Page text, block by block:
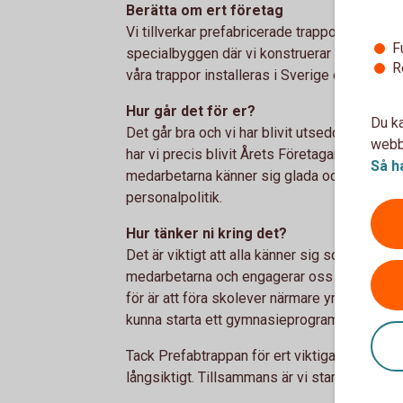
Berätta om ert företag
Vi tillverkar prefabricerade trappor och plan
specialbyggen där vi konstruerar utifrån
våra trappor installeras i Sverige och
Hur går det för er?
Det går bra och vi har blivit utsedda till
har vi precis blivit Årets Företagare i
medarbetarna känner sig glada och stolta.
personalpolitik.
Hur tänker ni kring det?
Det är viktigt att alla känner sig som en
medarbetarna och engagerar oss lokalt,
för är att föra skolever närmare yrkeslivet.
kunna starta ett gymnasieprogram
Tack Prefabtrappan för ert viktiga arbete.
långsiktigt. Tillsammans är vi starka och får
Du
Så